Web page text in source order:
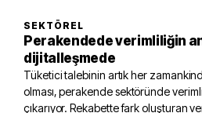
SEKTÖREL
Perakendede verimliliğin
dijitalleşmede
Tüketici talebinin artık her
olması, perakende sektöründe
çıkarıyor. Rekabette fark oluşturan